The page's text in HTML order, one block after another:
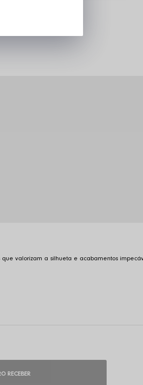
valorizam a silhueta e acabamentos
RECEBER